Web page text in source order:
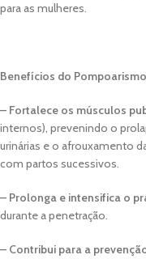
para as mulheres.
Benefícios do
– Fortalece os músculos
internos), prevenindo o
urinárias e o afrouxamento
com partos sucessivos.
– Prolonga e intensifica o
durante a penetração.
– Contribui para a